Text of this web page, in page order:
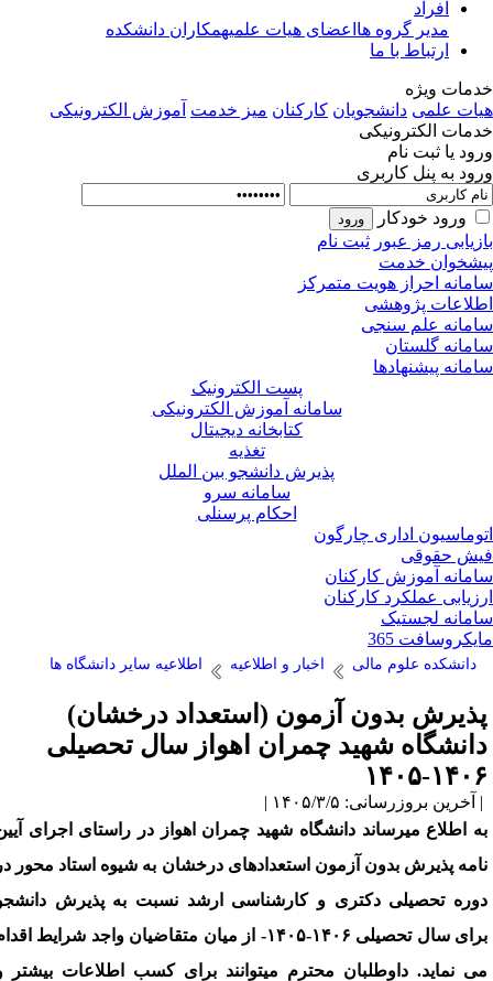
افراد
مدیر گروه هااعضای هیات علمیهمکاران دانشکده
ارتباط با ما
ویژه
علمی دانشجویان کارکنان میز خدمت آموزش الکترونیکی
الکترونیکی
یا ثبت نام
به پنل کاربری
ورود خودکار
رمز عبور ثبت نام
خدمت
احراز هویت متمرکز
پژوهشی
علم سنجی
گلستان
پیشنهادها
پست الکترونیک
سامانه آموزش الکترونیکی
کتابخانه دیجیتال
تغذیه
پذیرش دانشجو بین الملل
سامانه سرو
احکام پرسنلی
اداری چارگون
حقوقی
آموزش کارکنان
عملکرد کارکنان
لجستیک
365
دانشکده علوم مالی اخبار و اطلاعیه اطلاعیه سایر دانشگاه ها
بدون آزمون (استعداد درخشان)
شهید چمران اهواز سال تحصیلی
۱۴۰۵
بروزرسانی: ۱۴۰۵/۳/۵ |
اطلاع میرساند دانشگاه شهید چمران اهواز در راستای اجرای آیین
پذیرش بدون آزمون استعدادهای درخشان به شیوه استاد محور در
تحصیلی دکتری و کارشناسی ارشد نسبت به پذیرش دانشجو
برای سال تحصیلی ۱۴۰۶-۱۴۰۵- از میان متقاضیان واجد شرایط اقدام
نماید. داوطلبان محترم میتوانند برای کسب اطلاعات بیشتر و